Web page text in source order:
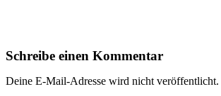
Schreibe einen Kommentar
Deine E-Mail-Adresse wird nicht veröffentlicht.